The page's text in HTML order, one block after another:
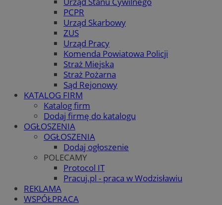
PCPR
Urząd Skarbowy
ZUS
Urząd Pracy
Komenda Powiatowa Policji
Straż Miejska
Straż Pożarna
Sąd Rejonowy
KATALOG FIRM
Katalog firm
Dodaj firmę do katalogu
OGŁOSZENIA
OGŁOSZENIA
Dodaj ogłoszenie
POLECAMY
Protocol IT
Pracuj.pl - praca w Wodzisławiu
REKLAMA
WSPÓŁPRACA